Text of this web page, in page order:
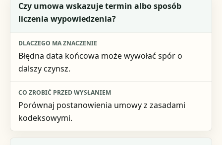
Czy umowa wskazuje termin albo sposób
liczenia wypowiedzenia?
Błędna data końcowa może wywołać spór o
dalszy czynsz.
Porównaj postanowienia umowy z zasadami
kodeksowymi.